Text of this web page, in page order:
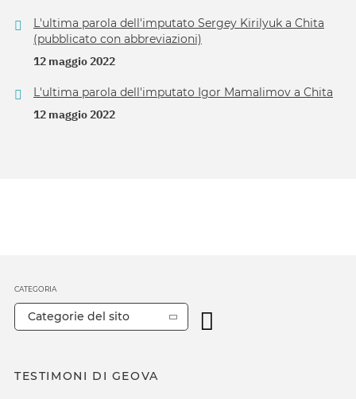
L'ultima parola dell'imputato Sergey Kirilyuk a Chita
(pubblicato con abbreviazioni)
12 maggio 2022
L'ultima parola dell'imputato Igor Mamalimov a Chita
12 maggio 2022
TESTIMONI DI GEOVA
CATEGORIA
Categorie del sito